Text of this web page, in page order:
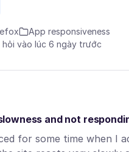
App responsiveness
hỏi vào lúc 6 ngày trước
and not
for some time when I